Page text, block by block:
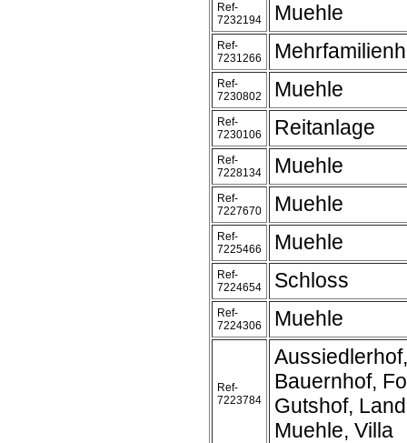
Ref-
7232194
Muehle
Ref-
7231266
Ref-
7230802
Muehle
Ref-
7230106
Reitanlage
Ref-
7228134
Muehle
Ref-
7227670
Muehle
Ref-
7225466
Muehle
Ref-
7224654
Schloss
Ref-
7224306
Muehle
Ref-
7223784
Bauernhof,
Gutshof,
Muehle, Villa